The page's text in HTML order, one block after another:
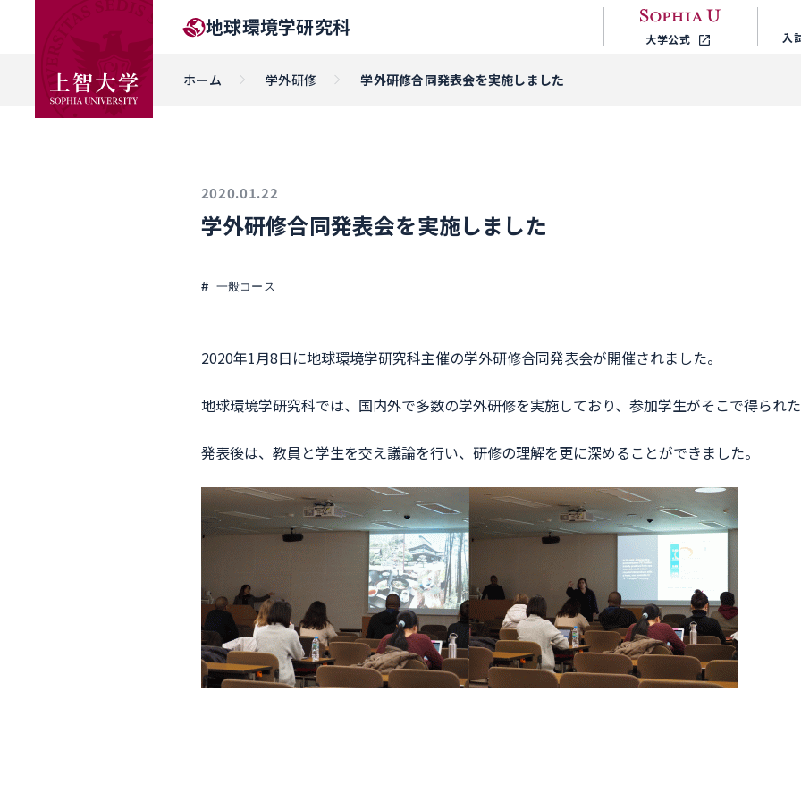
地球環境学研究科 大学公式 入
ホーム 学外研修 学外研修合同発表会を実施しました
2020.01.22
学外研修合同発表会を実施しました
一般コース
2020年1月8日に地球環境学研究科主催の学外研修合同発表会が開催されました。
地球環境学研究科では、国内外で多数の学外研修を実施しており、参加学生がそこで得られた
発表後は、教員と学生を交え議論を行い、研修の理解を更に深めることができました。